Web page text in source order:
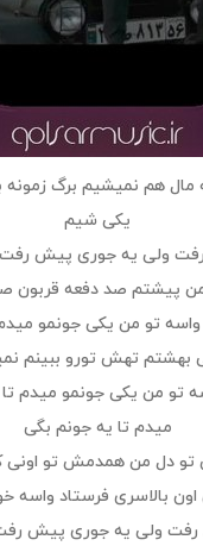
مال هم نمیشیم برگ
یکی شیم
ولی یه جوری پیش
من پیشتم صد دفعه
تو من یکی جونمو
بهشتم تهش تورو ببینم
تو من یکی جونمو میدم
میدم تا یه جونم بگی
دل من همدمش تو اونی
اون بالاسری فرستاد
رفت ولی یه جوری پیش